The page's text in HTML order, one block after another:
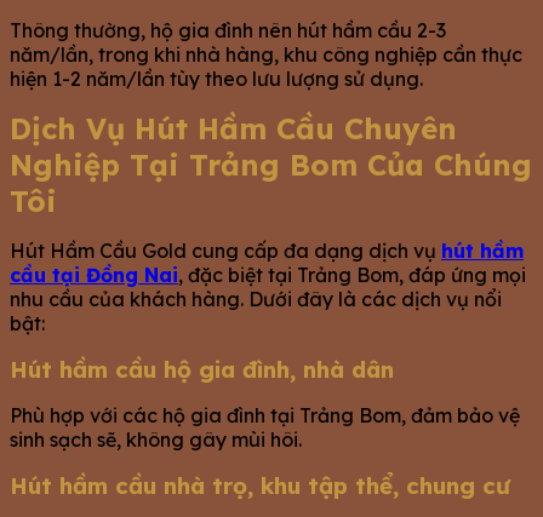
Thông thường, hộ gia đình nên hút hầm cầu 2-3
năm/lần, trong khi nhà hàng, khu công nghiệp cần thực
hiện 1-2 năm/lần tùy theo lưu lượng sử dụng.
Dịch Vụ Hút Hầm Cầu Chuyên
Nghiệp Tại Trảng Bom Của Chúng
Tôi
Hút Hầm Cầu Gold cung cấp đa dạng dịch vụ hút hầm
cầu tại Đồng Nai, đặc biệt tại Trảng Bom, đáp ứng mọi
nhu cầu của khách hàng. Dưới đây là các dịch vụ nổi
bật:
Hút hầm cầu hộ gia đình, nhà dân
Phù hợp với các hộ gia đình tại Trảng Bom, đảm bảo vệ
sinh sạch sẽ, không gây mùi hôi.
Hút hầm cầu nhà trọ, khu tập thể, chung cư